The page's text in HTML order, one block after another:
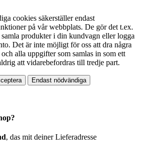
cookies säkerställer endast
på vår webbplats. De gör det t.ex.
produkter i din kundvagn eller logga
Det är inte möjligt för oss att dra några
alla uppgifter som samlas in som ett
att vidarebefordras till tredje part.
Endast nödvändiga
, das mit deiner Lieferadresse